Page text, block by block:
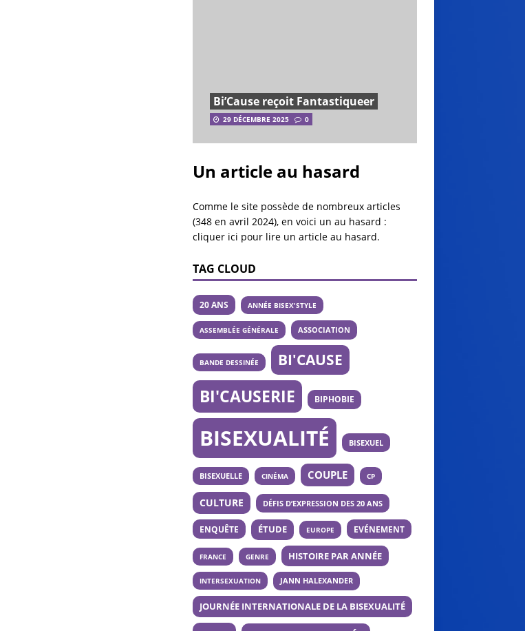
Bi’Cause reçoit Fantastiqueer
29 DÉCEMBRE 2025 0
Un article au hasard
Comme le site possède de nombreux articles
(348 en avril 2024), en voici un au hasard :
cliquer ici pour lire un article au hasard.
TAG CLOUD
20 ANS ANNÉE BISEX'STYLE
ASSEMBLÉE GÉNÉRALE ASSOCIATION
BANDE DESSINÉE BI'CAUSE
BI'CAUSERIE BIPHOBIE
BISEXUALITÉ BISEXUEL
BISEXUELLE CINÉMA COUPLE CP
CULTURE DÉFIS D’EXPRESSION DES 20 ANS
ENQUÊTE ÉTUDE EUROPE EVÉNEMENT
FRANCE GENRE HISTOIRE PAR ANNÉE
INTERSEXUATION JANN HALEXANDER
JOURNÉE INTERNATIONALE DE LA BISEXUALITÉ